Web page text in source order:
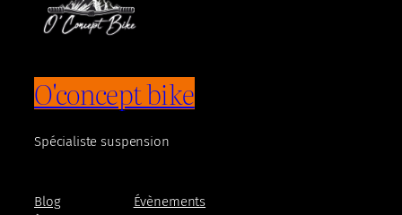
O'concept bike
Spécialiste suspension
Blog
Évènements